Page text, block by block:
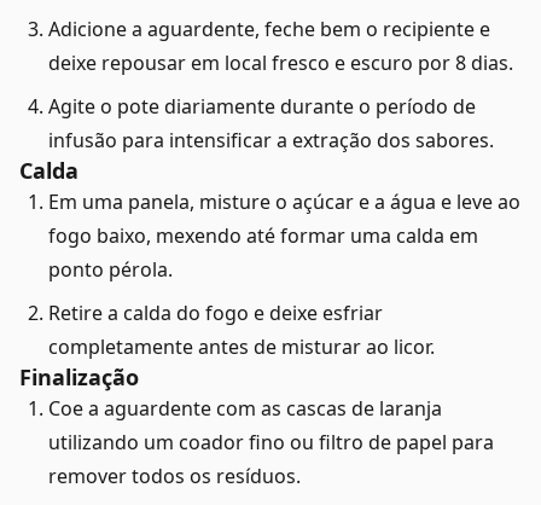
Adicione a aguardente, feche bem o recipiente e
deixe repousar em local fresco e escuro por 8 dias.
Agite o pote diariamente durante o período de
infusão para intensificar a extração dos sabores.
Calda
Em uma panela, misture o açúcar e a água e leve ao
fogo baixo, mexendo até formar uma calda em
ponto pérola.
Retire a calda do fogo e deixe esfriar
completamente antes de misturar ao licor.
Finalização
Coe a aguardente com as cascas de laranja
utilizando um coador fino ou filtro de papel para
remover todos os resíduos.